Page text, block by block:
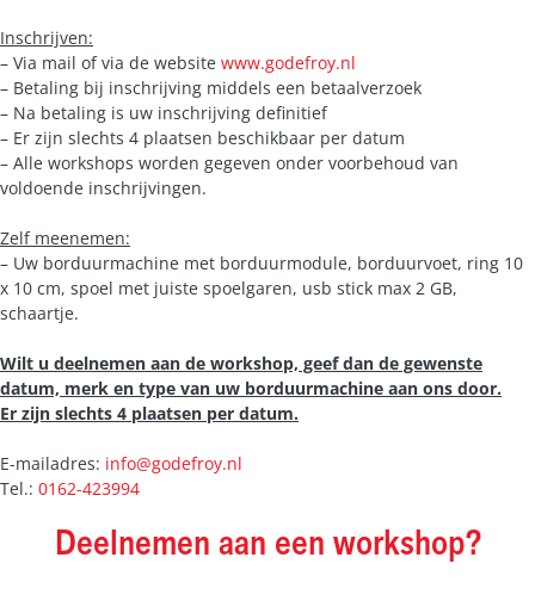
Inschrijven:
– Via mail of via de website www.godefroy.nl
– Betaling bij inschrijving middels een betaalverzoek
– Na betaling is uw inschrijving definitief
– Er zijn slechts 4 plaatsen beschikbaar per datum
– Alle workshops worden gegeven onder voorbehoud van
voldoende inschrijvingen.
Zelf meenemen:
– Uw borduurmachine met borduurmodule, borduurvoet, ring 10
x 10 cm, spoel met juiste spoelgaren, usb stick max 2 GB,
schaartje.
Wilt u deelnemen aan de workshop, geef dan de gewenste
datum, merk en type van uw borduurmachine aan ons door.
Er zijn slechts 4 plaatsen per datum.
E-mailadres: info@godefroy.nl
Tel.: 0162-423994
Deelnemen aan een workshop?